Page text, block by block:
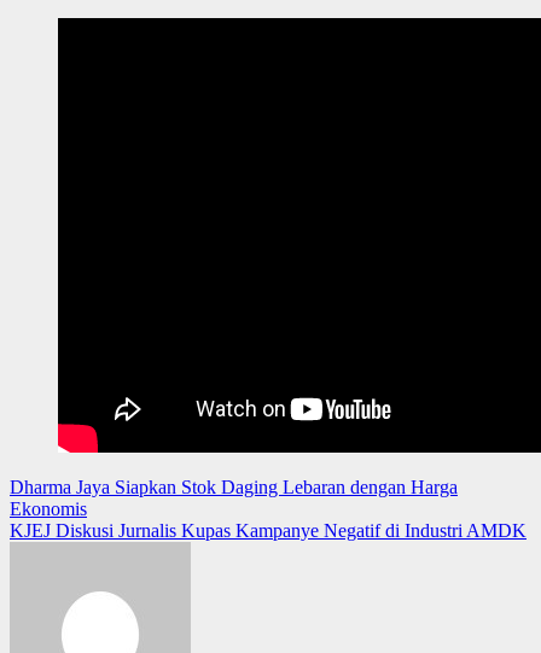
Post
navigation
Dharma Jaya Siapkan Stok Daging Lebaran dengan Harga
Ekonomis
KJEJ Diskusi Jurnalis Kupas Kampanye Negatif di Industri AMDK